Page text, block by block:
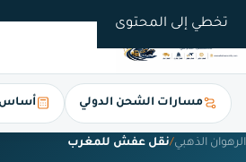
تخطي إلى المحتوى
مسارات الشحن الدولي أساس
الرهوان الذهبي/نقل عفش للمغرب